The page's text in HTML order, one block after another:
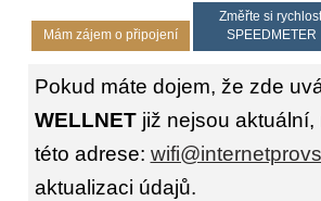
Mám zájem o připojení
Změřte si
SPEEDMETER
Pokud máte dojem, že zde
WELLNETjiž nejsou aktuální,
této adrese:
aktualizaci údajů.